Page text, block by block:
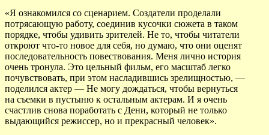
«Я ознакомился со сценарием. Создатели проделали
потрясающую работу, соединив кусочки сюжета в таком
порядке, чтобы удивить зрителей. Не то, чтобы читатели
откроют что-то новое для себя, но думаю, что они оценят
последовательность повествования. Меня лично история
очень тронула. Это цельный фильм, его масштаб легко
почувствовать, при этом насладившись зрелищностью, —
поделился актер — Не могу дождаться, чтобы вернуться
на съемки в пустыню к остальным актерам. И я очень
счастлив снова поработать с Дени, который не только
выдающийся режиссер, но и прекрасный человек».